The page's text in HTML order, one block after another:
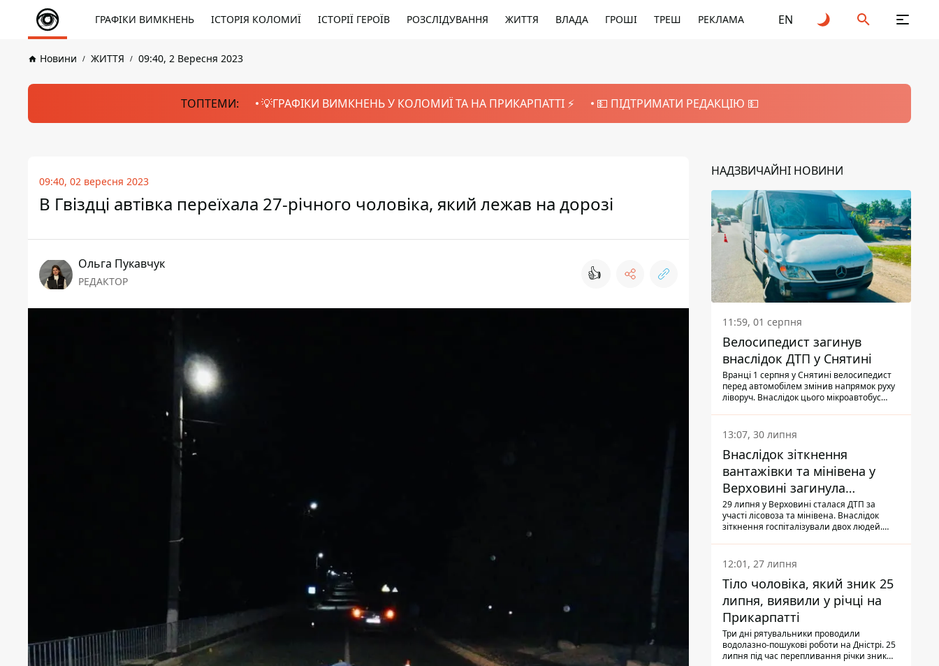
ГРАФІКИ ВИМКНЕНЬ ІСТОРІЯ КОЛОМИЇ ІСТОРІЇ ГЕРОЇВ РОЗСЛІДУВАННЯ ЖИТТЯ ВЛАДА ГРОШІ ТРЕШ РЕКЛАМА EN
Новини ЖИТТЯ 09:40, 2 Вересня 2023
ТОПТЕМИ: 💡ГРАФІКИ ВИМКНЕНЬ У КОЛОМИЇ ТА НА ПРИКАРПАТТІ ⚡️ 💵 ПІДТРИМАТИ РЕДАКЦІЮ 💵
09:40, 02 вересня 2023
В Гвіздці автівка переїхала 27-річного чоловіка, який лежав на дорозі
Ольга Пукавчук
РЕДАКТОР 👍
НАДЗВИЧАЙНІ НОВИНИ
11:59, 01 серпня
Велосипедист загинув
внаслідок ДТП у Снятині
Вранці 1 серпня у Снятині велосипедист
перед автомобілем змінив напрямок руху
ліворуч. Внаслідок цього мікроавтобус
13:07, 30 липня
Внаслідок зіткнення
вантажівки та мінівена у
Верховині загинула
пасажирка, водійка - у
лікарні
29 липня у Верховині сталася ДТП за
участі лісовоза та мінівена. Внаслідок
зіткнення госпіталізували двох людей.
Також травми отримала водійка
автомобіля.
12:01, 27 липня
Тіло чоловіка, який зник 25
липня, виявили у річці на
Прикарпатті
Три дні рятувальники проводили
водолазно-пошукові роботи на Дністрі. 25
липня під час перепливання річки зник